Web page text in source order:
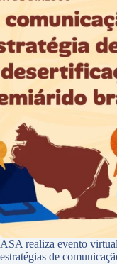
ASA realiza evento
estratégias de